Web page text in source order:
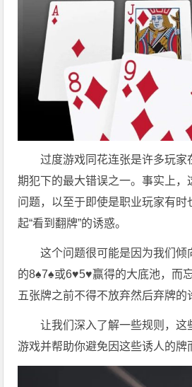
过度游戏同花连张是许多玩家
期犯下的最大错误之一。事实上，
问题，以至于即使是职业玩家有时
起“看到翻牌”的诱惑。
这个问题很可能是因为我们倾
的8♠7♠或6♥5♥赢得的大底池，而
五张牌之前不得不放弃然后弃牌的
让我们深入了解一些规则，这
游戏并帮助你避免因这些诱人的牌